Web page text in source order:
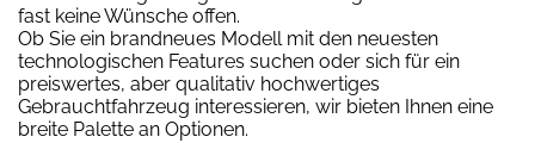
fast keine Wünsche offen.
Ob Sie ein brandneues Modell mit den neuesten
technologischen Features suchen oder sich für ein
preiswertes, aber qualitativ hochwertiges
Gebrauchtfahrzeug interessieren, wir bieten Ihnen eine
breite Palette an Optionen.